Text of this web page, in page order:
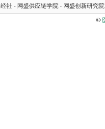
社 - 网盛供应链学院 - 网盛创新研究院
©